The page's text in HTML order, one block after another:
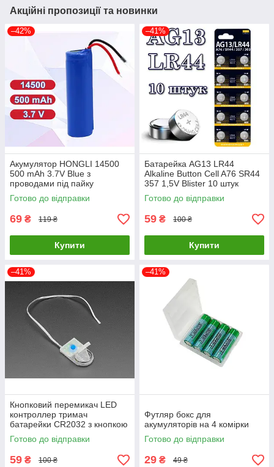
Акційні пропозиції та новинки
–42%
Акумулятор HONGLI 14500
500 mAh 3.7V Blue з
проводами під пайку
Готово до відправки
69 ₴ 119 ₴
Купити
–41%
Батарейка AG13 LR44
Alkaline Button Cell A76 SR44
357 1,5V Blister 10 штук
Готово до відправки
59 ₴ 100 ₴
Купити
–41%
Кнопковий перемикач LED
контроллер тримач
батарейки CR2032 з кнопкою
та 3 режимами миготіння для
DIY проектів, костюмів та
декору
Готово до відправки
59 ₴ 100 ₴
–41%
Футляр бокс для
акумуляторів на 4 комірки
Готово до відправки
29 ₴ 49 ₴